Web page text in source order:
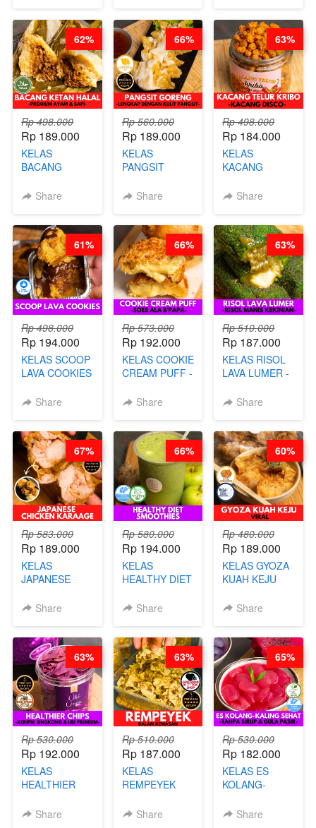
DALAM
KALENG-BY
CHEF DITA
JUNI)
Rp 498.000
Rp 189.000
KELAS
BACANG
PREMIUM
Share
62%
Rp 560.000
Rp 189.000
KELAS
PANGSIT
LENGKAP
PANGSIT -BY
CHEF DITA
Share
66%
Rp 498.000
Rp 184.000
KELAS
KACANG
KACANG
Share
63%
Rp 498.000
Rp 194.000
KELAS SCOOP
LAVA COOKIES
Share
61%
Rp 573.000
Rp 192.000
KELAS COOKIE
CREAM PUFF -
B’PAPA-BY
Share
66%
Rp 510.000
Rp 187.000
KELAS RISOL
LAVA LUMER -
KEKINIAN-BY
Share
63%
Rp 583.000
Rp 189.000
KELAS
JAPANESE
KARAAGE - BY
Share
67%
Rp 580.000
Rp 194.000
KELAS
HEALTHY DIET
BY BARISTA
Share
66%
Rp 480.000
Rp 189.000
KELAS GYOZA
KUAH KEJU
CHEF DITA
Share
60%
Rp 530.000
Rp 192.000
KELAS
HEALTHIER
KERIPIK
Share
63%
Rp 510.000
Rp 187.000
KELAS
REMPEYEK
KEMASAN - BY
Share
63%
Rp 530.000
Rp 182.000
KELAS ES
KOLANG-
- TANPA SIRUP
Share
65%